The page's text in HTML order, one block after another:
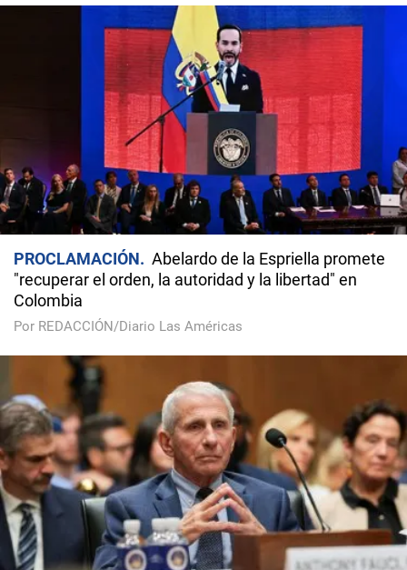
PROCLAMACIÓN
Abelardo de la Espriella promete
"recuperar el orden, la autoridad y la libertad" en
Colombia
Por REDACCIÓN/Diario Las Américas